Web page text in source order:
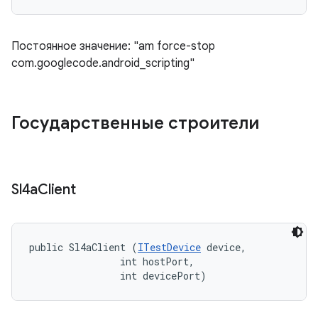
Постоянное значение: "am force-stop
com.googlecode.android_scripting"
Государственные строители
Sl4aClient
public Sl4aClient (ITestDevice device,
                int hostPort,
                int devicePort)